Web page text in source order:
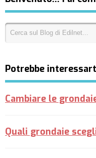
Potrebbe
Cambiare le
Quali grondaie